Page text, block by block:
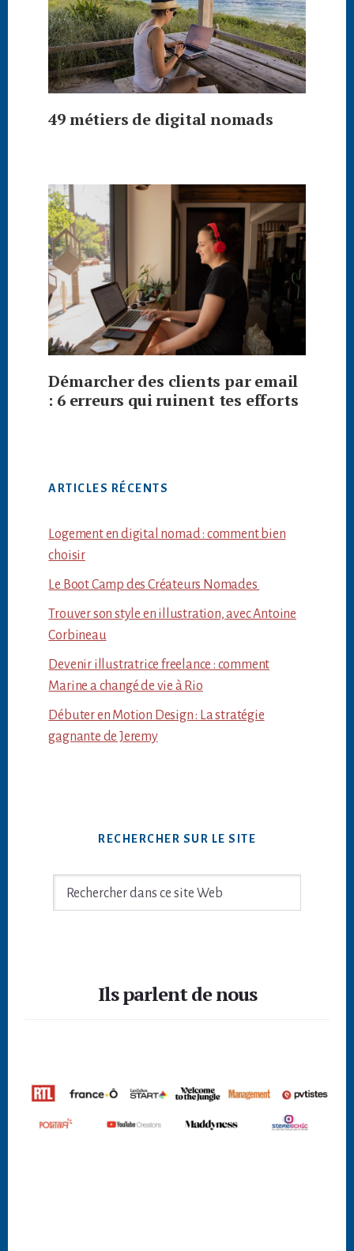
49 métiers de digital nomads
Démarcher des clients par email
: 6 erreurs qui ruinent tes efforts
ARTICLES RÉCENTS
Logement en digital nomad : comment bien
choisir
Le Boot Camp des Créateurs Nomades
Trouver son style en illustration, avec Antoine
Corbineau
Devenir illustratrice freelance : comment
Marine a changé de vie à Rio
Débuter en Motion Design : La stratégie
gagnante de Jeremy
RECHERCHER SUR LE SITE
Rechercher
Ils parlent de nous